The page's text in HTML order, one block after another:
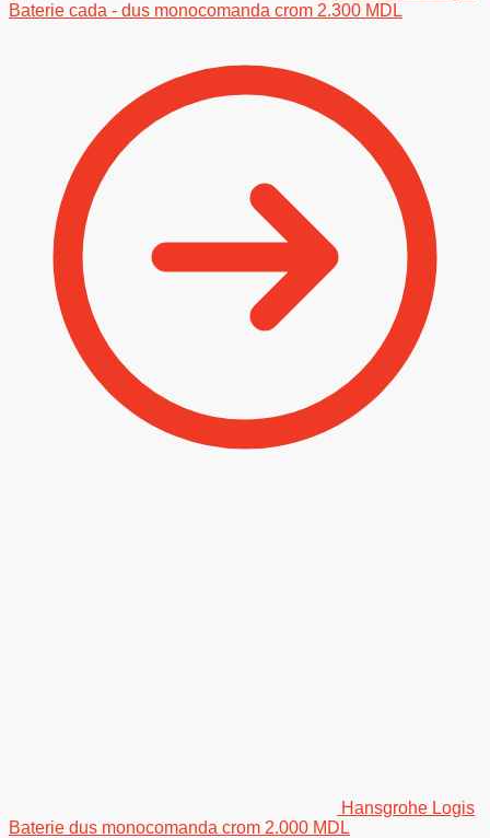
Baterie cada - dus monocomanda crom 2.300 MDL
Hansgrohe Logis
Baterie dus monocomanda crom 2.000 MDL